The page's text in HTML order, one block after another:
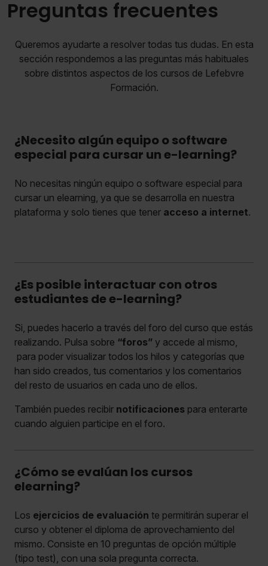
Preguntas frecuentes
Queremos ayudarte a resolver todas tus dudas. En esta
sección respondemos a las preguntas más habituales
sobre distintos aspectos de los cursos de Lefebvre
Formación.
¿Necesito algún equipo o software
especial para cursar un e-learning?
No necesitas ningún equipo o software especial para
cursar un elearning, ya que se desarrolla en nuestra
plataforma y solo tienes que tener acceso a internet.
¿Es posible interactuar con otros
estudiantes de e-learning?
Si, puedes hacerlo a través del foro del curso que estás
realizando. Pulsa sobre “foros” y accede al mismo,
para poder visualizar todos los hilos y categorías que
han sido creados, tus comentarios y los comentarios
del resto de usuarios en cada uno de ellos.
También puedes recibir notificaciones para enterarte
cuando alguien participe en el foro.
¿Cómo se evalúan los cursos
elearning?
Los ejercicios de evaluación te permitirán superar el
curso y obtener el diploma de aprovechamiento del
mismo. Consiste en 10 preguntas de opción múltiple
(tipo test), con una sola pregunta correcta.